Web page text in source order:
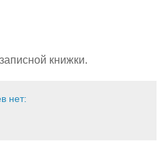
книжки.
нет: